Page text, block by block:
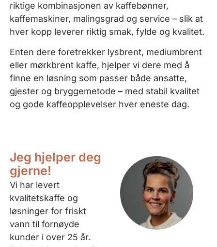
riktige kombinasjonen av kaffebønner,
kaffemaskiner, malingsgrad og service – slik at
hver kopp leverer riktig smak, fylde og kvalitet.
Enten dere foretrekker lysbrent, mediumbrent
eller mørkbrent kaffe, hjelper vi dere med å
finne en løsning som passer både ansatte,
gjester og bryggemetode – med stabil kvalitet
og gode kaffeopplevelser hver eneste dag.
Jeg hjelper deg
gjerne!
Vi har levert
kvalitetskaffe og
løsninger for friskt
vann til fornøyde
kunder i over 25 år.